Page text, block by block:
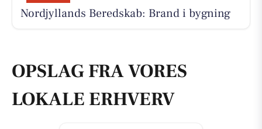
Nordjyllands Beredskab: Brand i bygning
OPSLAG FRA VORES
LOKALE ERHVERV